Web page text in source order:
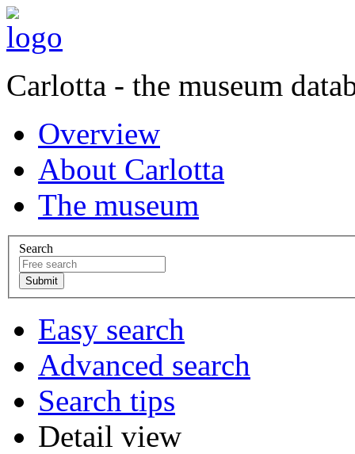
Carlotta - the museum
Overview
About Carlotta
The museum
Search
Easy search
Advanced search
Search tips
Detail view